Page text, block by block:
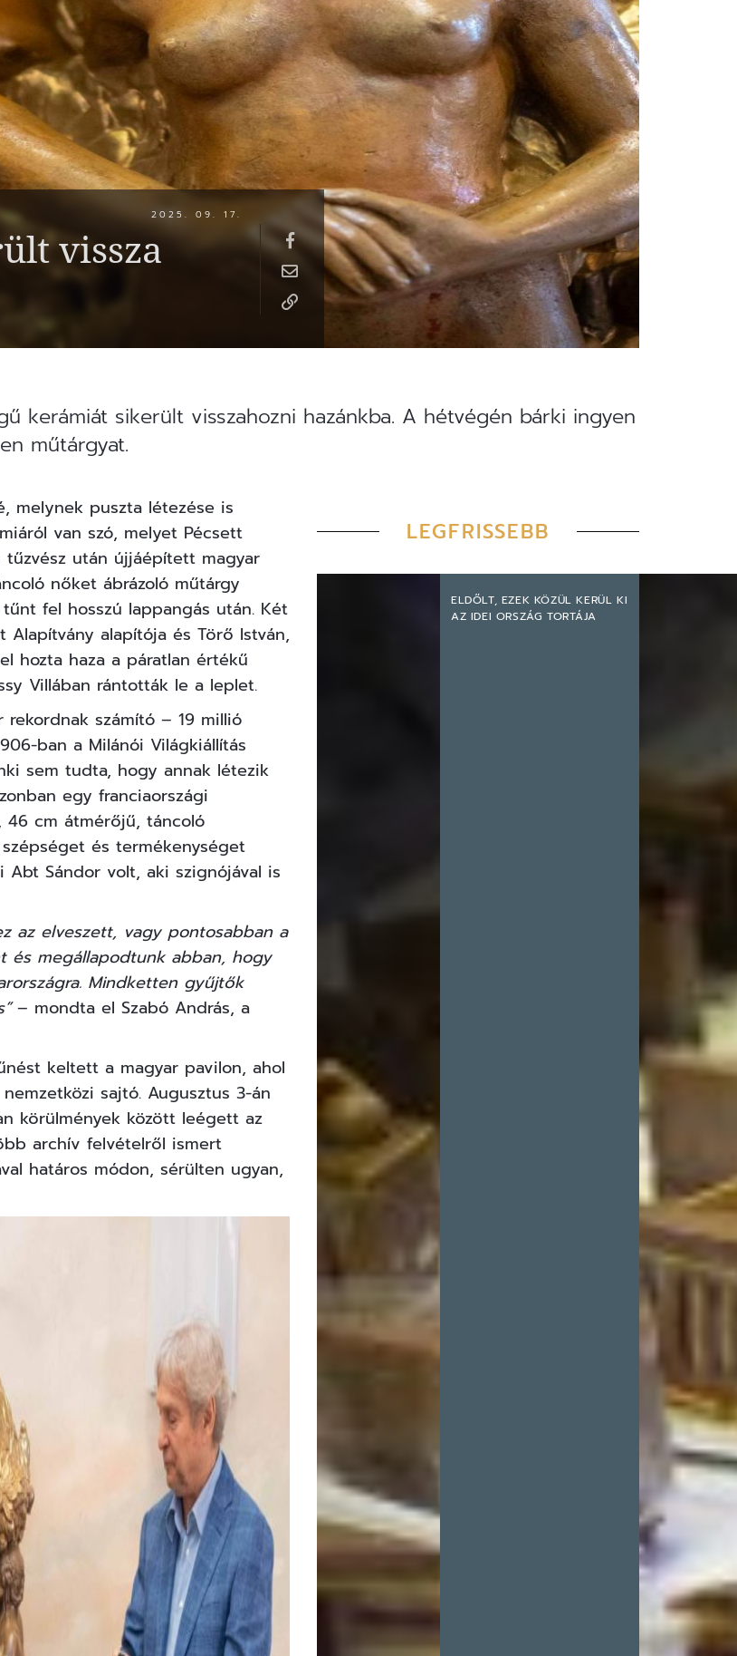
2025. 09. 17.
vissza
kerámiát sikerült visszahozni hazánkba. A hétvégén bárki ingyen
műtárgyat.
melynek puszta létezése is
van szó, melyet Pécsett
után újjáépített magyar
nőket ábrázoló műtárgy
fel hosszú lappangás után. Két
Alapítvány alapítója és Törő István,
hozta haza a páratlan értékű
Villában rántották le a leplet.
számító – 19 millió
ban a Milánói Világkiállítás
sem tudta, hogy annak létezik
egy franciaországi
46 cm átmérőjű, táncoló
és termékenységet
Abt Sándor volt, aki szignójával is
az elveszett, vagy pontosabban a
és megállapodtunk abban, hogy
Mindketten gyűjtők
– mondta el Szabó András, a
keltett a magyar pavilon, ahol
sajtó. Augusztus 3-án
körülmények között leégett az
archív felvételről ismert
határos módon, sérülten ugyan,
LEGFRISSEBB
ELDŐLT, EZEK KÖZÜL KERÜL KI
AZ IDEI ORSZÁG TORTÁJA